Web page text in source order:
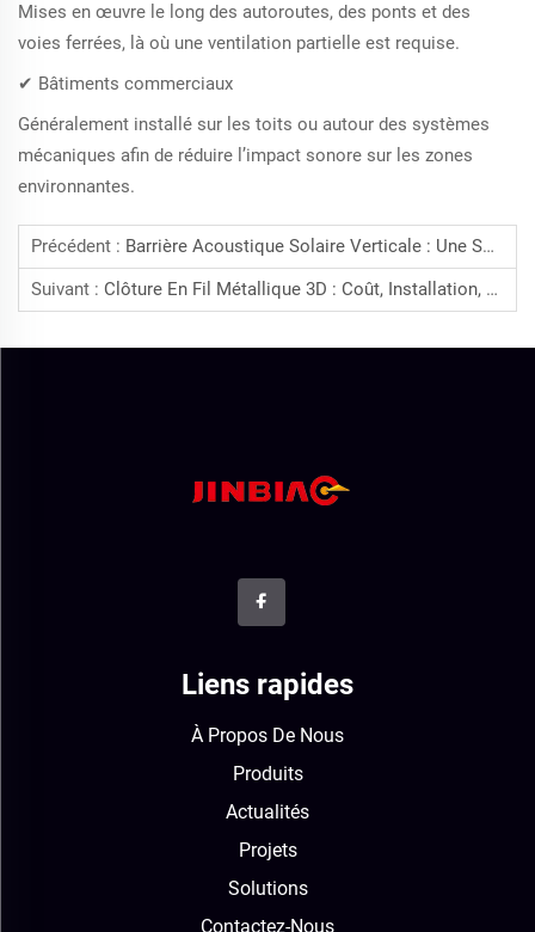
Mises en œuvre le long des autoroutes, des ponts et des
voies ferrées, là où une ventilation partielle est requise.
✔ Bâtiments commerciaux
Généralement installé sur les toits ou autour des systèmes
mécaniques afin de réduire l’impact sonore sur les zones
environnantes.
Précédent : Barrière Acoustique Solaire Verticale : Une Solution Durable Pour La Maîtrise Du Bruit Et La Production D’énergie
Suivant : Clôture En Fil Métallique 3D : Coût, Installation, Avantages Et Guide D’achat (2026)
Liens rapides
À Propos De Nous
Produits
Actualités
Projets
Solutions
Contactez-Nous